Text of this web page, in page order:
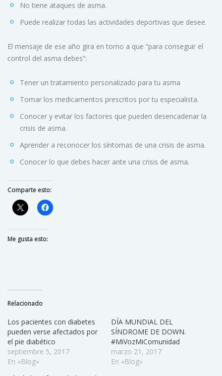
No tiene ataques de asma.
Puede realizar todas las actividades deportivas que desee.
El mensaje de ese año gira en torno a que “para conseguir el
control del asma debes”:
Tener un tratamiento personalizado para tu asma
Tomar los medicamentos prescritos por tu especialista.
Conocer y evitar los factores que pueden desencadenar la
crisis de asma.
Aprender a reconocer los síntomas de una crisis de asma.
Conocer lo que debes hacer ante una crisis de asma.
Comparte esto:
Me gusta esto:
Relacionado
Los pacientes con diabetes
pueden verse afectados por
el pie diabético
septiembre 5, 2017
En «Blog»
DÍA MUNDIAL DEL
SÍNDROME DE DOWN.
#MiVozMiComunidad
marzo 21, 2017
En «Blog»